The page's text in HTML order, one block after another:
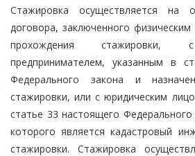
Стажировка осуществляется на
договора, заключенного
прохождения стажировки, с
предпринимателем, указанным в
Федерального закона и
стажировки, или с юридическим
статье 33 настоящего
которого является кадастровый
стажировки. Стажировка